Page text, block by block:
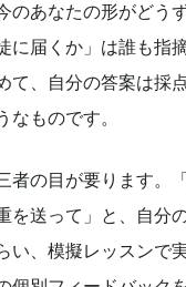
のあなたの形がどう
に届くか」は誰も指
て、自分の答案は採
なものです。
者の目が要ります。
を送って」と、自分
い、模擬レッスンで